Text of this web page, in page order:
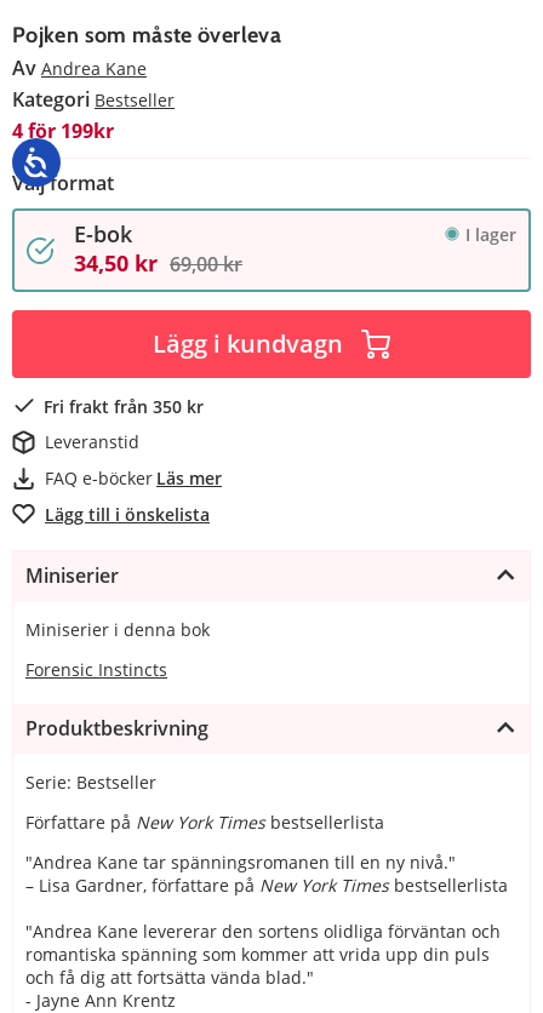
Pojken som måste överleva
Av Andrea Kane
Kategori Bestseller
4 för 199kr
Välj format
E-bok I lager
34,50 kr 69,00 kr
Lägg i kundvagn
Fri frakt från 350 kr
Leveranstid
FAQ e-böcker Läs mer
Lägg till i önskelista
Miniserier
Miniserier i denna bok
Forensic Instincts
Produktbeskrivning
Serie: Bestseller
Författare på New York Timesbestsellerlista
"Andrea Kane tar spänningsromanen till en ny nivå."
– Lisa Gardner, författare på New York Timesbestsellerlista
"Andrea Kane levererar den sortens olidliga förväntan och
romantiska spänning som kommer att vrida upp din puls
och få dig att fortsätta vända blad."
- Jayne Ann Krentz